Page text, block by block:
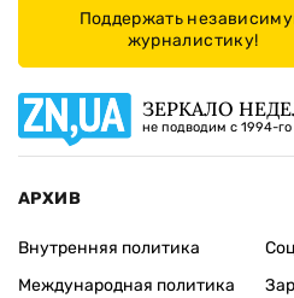
Поддержать
журналистику!
ЗЕРКАЛО
не подводим с 1994-го
АРХИВ
Внутренняя политика
Международная политика